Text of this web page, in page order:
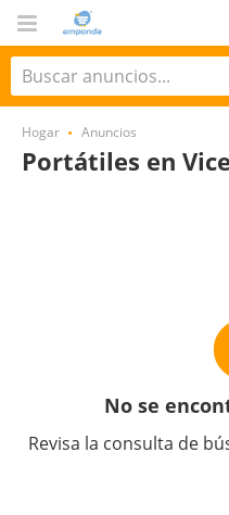
Hogar Anuncios
Portátiles en
No se
Revisa la consulta de